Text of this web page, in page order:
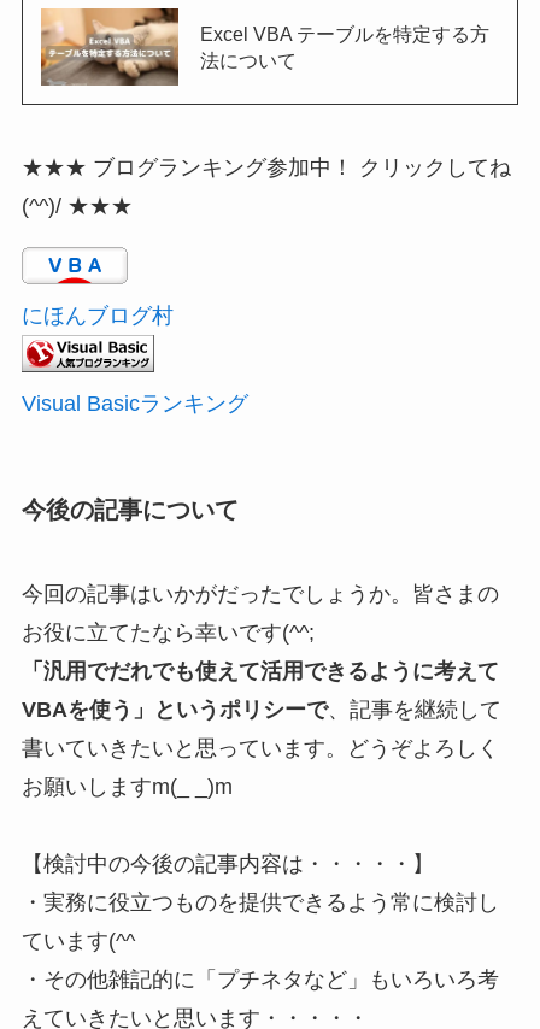
Excel VBA テーブルを特定する方
法について
★★★ ブログランキング参加中！ クリックしてね
(^^)/ ★★★
にほんブログ村
Visual Basicランキング
今後の記事について
今回の記事はいかがだったでしょうか。皆さまの
お役に立てたなら幸いです(^^;
「汎用でだれでも使えて活用できるように考えて
VBAを使う」というポリシーで、記事を継続して
書いていきたいと思っています。どうぞよろしく
お願いしますm(_ _)m
【検討中の今後の記事内容は・・・・・】
・実務に役立つものを提供できるよう常に検討し
ています(^^ゞ
・その他雑記的に「プチネタなど」もいろいろ考
えていきたいと思います・・・・・